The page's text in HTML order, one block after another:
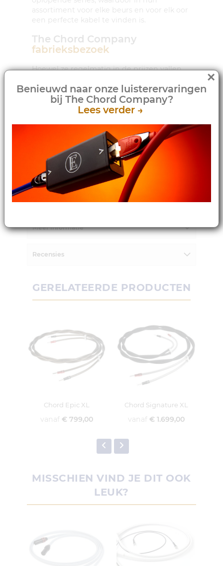
Benieuwd naar onze luisterervaringen
bij The Chord Company?
Lees verder →
×
assortiment voor elke beurs en voor elk oor
een perfecte kabel te vinden is.
The Chord Company
fabrieksbezoek
Hoewel ze regelmatig in de prijzen vallen
bescheiden filosofie van de Chord
Company neer op: “Wij mogen misschien
vinden dat we de beste kabels ter wereld
niet, luister vooral zelf. En als jij het beter
vindt klinken, dan is het ook beter.”
Nog meer informatie?
Meer (technische) informatie over de Chord
Sarum T Jumpers is te vinden op de
Companywebsite.
Meer informatie
Recensies
GERELATEERDE PRODUCTEN
Chord Epic XL
vanaf € 799,00
Chord Signature XL
vanaf € 1.699,00
MISSCHIEN VIND JE DIT OOK
LEUK?